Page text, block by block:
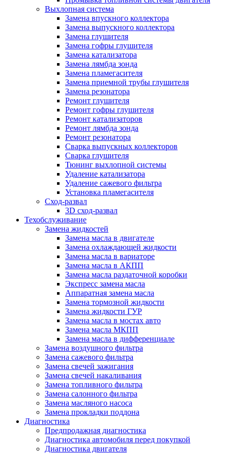
Выхлопная система
Замена впускного коллектора
Замена выпускного коллектора
Замена глушителя
Замена гофры глушителя
Замена катализатора
Замена лямбда зонда
Замена пламегасителя
Замена приемной трубы глушителя
Замена резонатора
Ремонт глушителя
Ремонт гофры глушителя
Ремонт катализаторов
Ремонт лямбда зонда
Ремонт резонатора
Сварка выпускных коллекторов
Сварка глушителя
Тюнинг выхлопной системы
Удаление катализатора
Удаление сажевого фильтра
Установка пламегасителя
Сход-развал
3D сход-развал
Техобслуживание
Замена жидкостей
Замена масла в двигателе
Замена охлаждающей жидкости
Замена масла в вариаторе
Замена масла в АКПП
Замена масла раздаточной коробки
Экспресс замена масла
Аппаратная замена масла
Замена тормозной жидкости
Замена жидкости ГУР
Замена масла в мостах авто
Замена масла МКПП
Замена масла в дифференциале
Замена воздушного фильтра
Замена сажевого фильтра
Замена свечей зажигания
Замена свечей накаливания
Замена топливного фильтра
Замена салонного фильтра
Замена масляного насоса
Замена прокладки поддона
Диагностика
Предпродажная диагностика
Диагностика автомобиля перед покупкой
Диагностика двигателя